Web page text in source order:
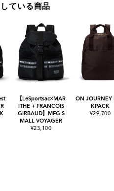
ている商品
【LeSportsac×MAR
ITHE + FRANCOIS
GIRBAUD】MFG S
MALL VOYAGER
¥23,100
ON JOURNEY
KPACK
¥29,700